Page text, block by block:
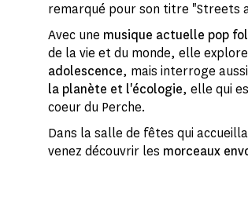
remarqué pour son titre "Streets
Avec une musique actuelle pop
de la vie et du monde, elle
adolescence, mais interroge
la planète et l'écologie, elle qui
coeur du Perche.
Dans la salle de fêtes qui
venez découvrir les morceaux